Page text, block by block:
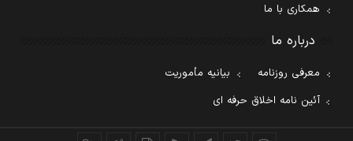
همکاری با ما
درباره ما
معرفی روزنامه
بیانیه مأموریت
آئین نامه اخلاق حرفه ای